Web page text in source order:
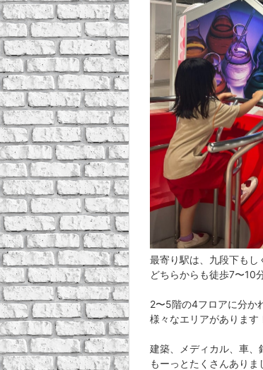
最寄り駅は、九段下もし
どちらからも徒歩7〜10
2〜5階の4フロアに分か
様々なエリアがあります
建築、メディカル、車、
もーっとたくさんありま